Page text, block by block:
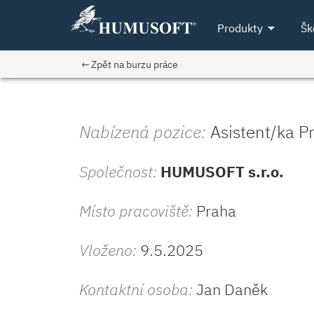
Produktyarrow_drop_down
← Zpět na burzu práce
Nabízená pozice: Asistent/ka
Společnost: HUMUSOFT s.r.o.
Místo pracoviště: Praha
Vloženo: 9.5.2025
Kontaktní osoba: Jan Daněk